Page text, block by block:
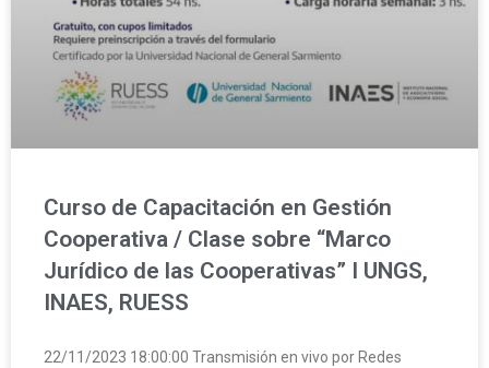
Curso de Capacitación en Gestión
Cooperativa / Clase sobre “Marco
Jurídico de las Cooperativas” I UNGS,
INAES, RUESS
22/11/2023 18:00:00 Transmisión en vivo por Redes